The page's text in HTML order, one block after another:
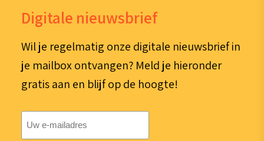
Digitale nieuwsbrief
Wil je regelmatig onze digitale nieuwsbrief in
je mailbox ontvangen? Meld je hieronder
gratis aan en blijf op de hoogte!